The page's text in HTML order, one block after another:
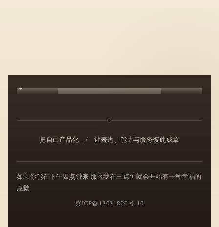
把自己产品化 / 让表达、能力与服务彼此成章
如果你能在下午四点钟来,那么我在三点钟就会开始有一种幸福的
感觉
冀ICP备12021826号-10